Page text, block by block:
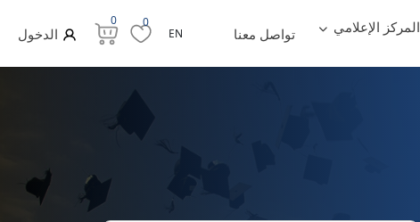
المركز الإعلامي تواصل معنا EN
0
0
الدخول